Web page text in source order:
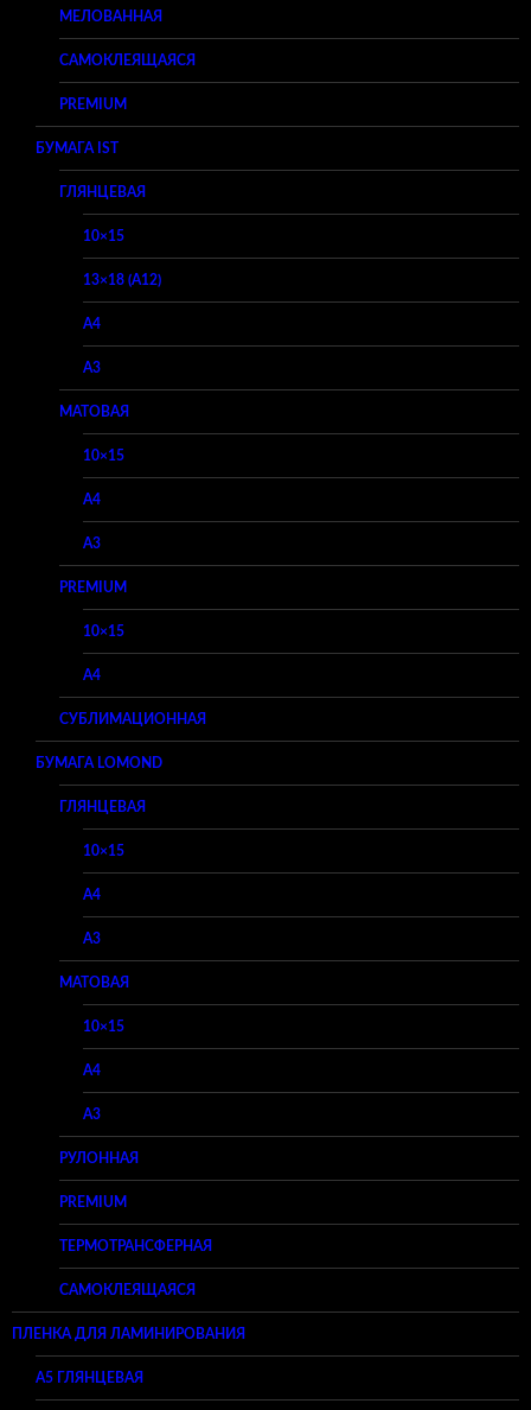
МЕЛОВАННАЯ
САМОКЛЕЯЩАЯСЯ
PREMIUM
БУМАГА IST
ГЛЯНЦЕВАЯ
10×15
13×18 (A12)
A4
A3
МАТОВАЯ
10×15
A4
A3
PREMIUM
10×15
A4
СУБЛИМАЦИОННАЯ
БУМАГА LOMOND
ГЛЯНЦЕВАЯ
10×15
A4
A3
МАТОВАЯ
10×15
A4
A3
РУЛОННАЯ
PREMIUM
ТЕРМОТРАНСФЕРНАЯ
САМОКЛЕЯЩАЯСЯ
ПЛЕНКА ДЛЯ ЛАМИНИРОВАНИЯ
A5 ГЛЯНЦЕВАЯ